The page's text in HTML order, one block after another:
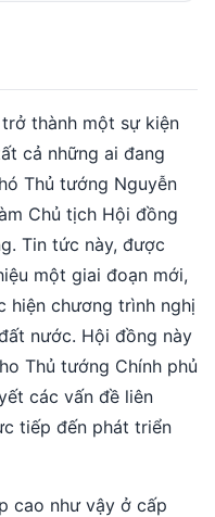
thành một sự kiện
cả những ai đang
Thủ tướng Nguyễn
Chủ tịch Hội đồng
Tin tức này, được
một giai đoạn mới,
hiện chương trình nghị
nước. Hội đồng này
Thủ tướng Chính phủ
các vấn đề liên
tiếp đến phát triển
cao như vậy ở cấp